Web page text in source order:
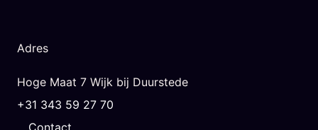
Adres
Hoge Maat 7 Wijk bij Duurstede
+31 343 59 27 70
Contact